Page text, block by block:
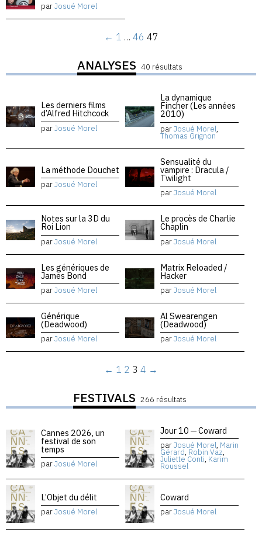
parJosué Morel
← 1 … 46 47
ANALYSES 40 résultats
Les derniers films
d’Alfred Hitchcock
parJosué Morel
La dynamique
Fincher (Les années
2010)
parJosué Morel,
Thomas Grignon
La méthode Douchet
parJosué Morel
Sensualité du
vampire : Dracula /
Twilight
parJosué Morel
Notes sur la 3D du
Roi Lion
parJosué Morel
Le procès de Charlie
Chaplin
parJosué Morel
Les génériques de
James Bond
parJosué Morel
Matrix Reloaded /
Hacker
parJosué Morel
Générique
(Deadwood)
parJosué Morel
Al Swearengen
(Deadwood)
parJosué Morel
← 1 2 3 4 →
FESTIVALS 266 résultats
Cannes 2026, un
festival de son
temps
parJosué Morel
Jour 10 — Coward
parJosué Morel, Marin
Gérard, Robin Vaz,
Juliette Conti, Karim
Roussel
L’Objet du délit
parJosué Morel
Coward
parJosué Morel